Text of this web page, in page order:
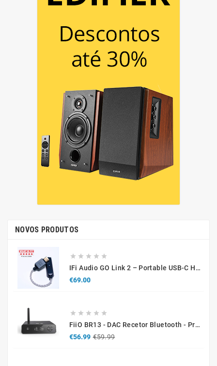
NOVOS PRODUTOS
    
IFi Audio GO Link 2 – Portable USB-C Hi-Res DAC & Headphone Amplifier
€69.00Price
    
FiiO BR13 - DAC Recetor Bluetooth - Promo
€56.99 €59.99